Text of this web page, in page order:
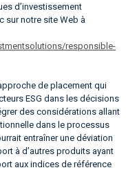
d’investissement
sur notre site Web à
responsible-
de placement qui
ESG dans les décisions
des considérations allant
dans le processus
entraîner une déviation
à d’autres produits ayant
aux indices de référence